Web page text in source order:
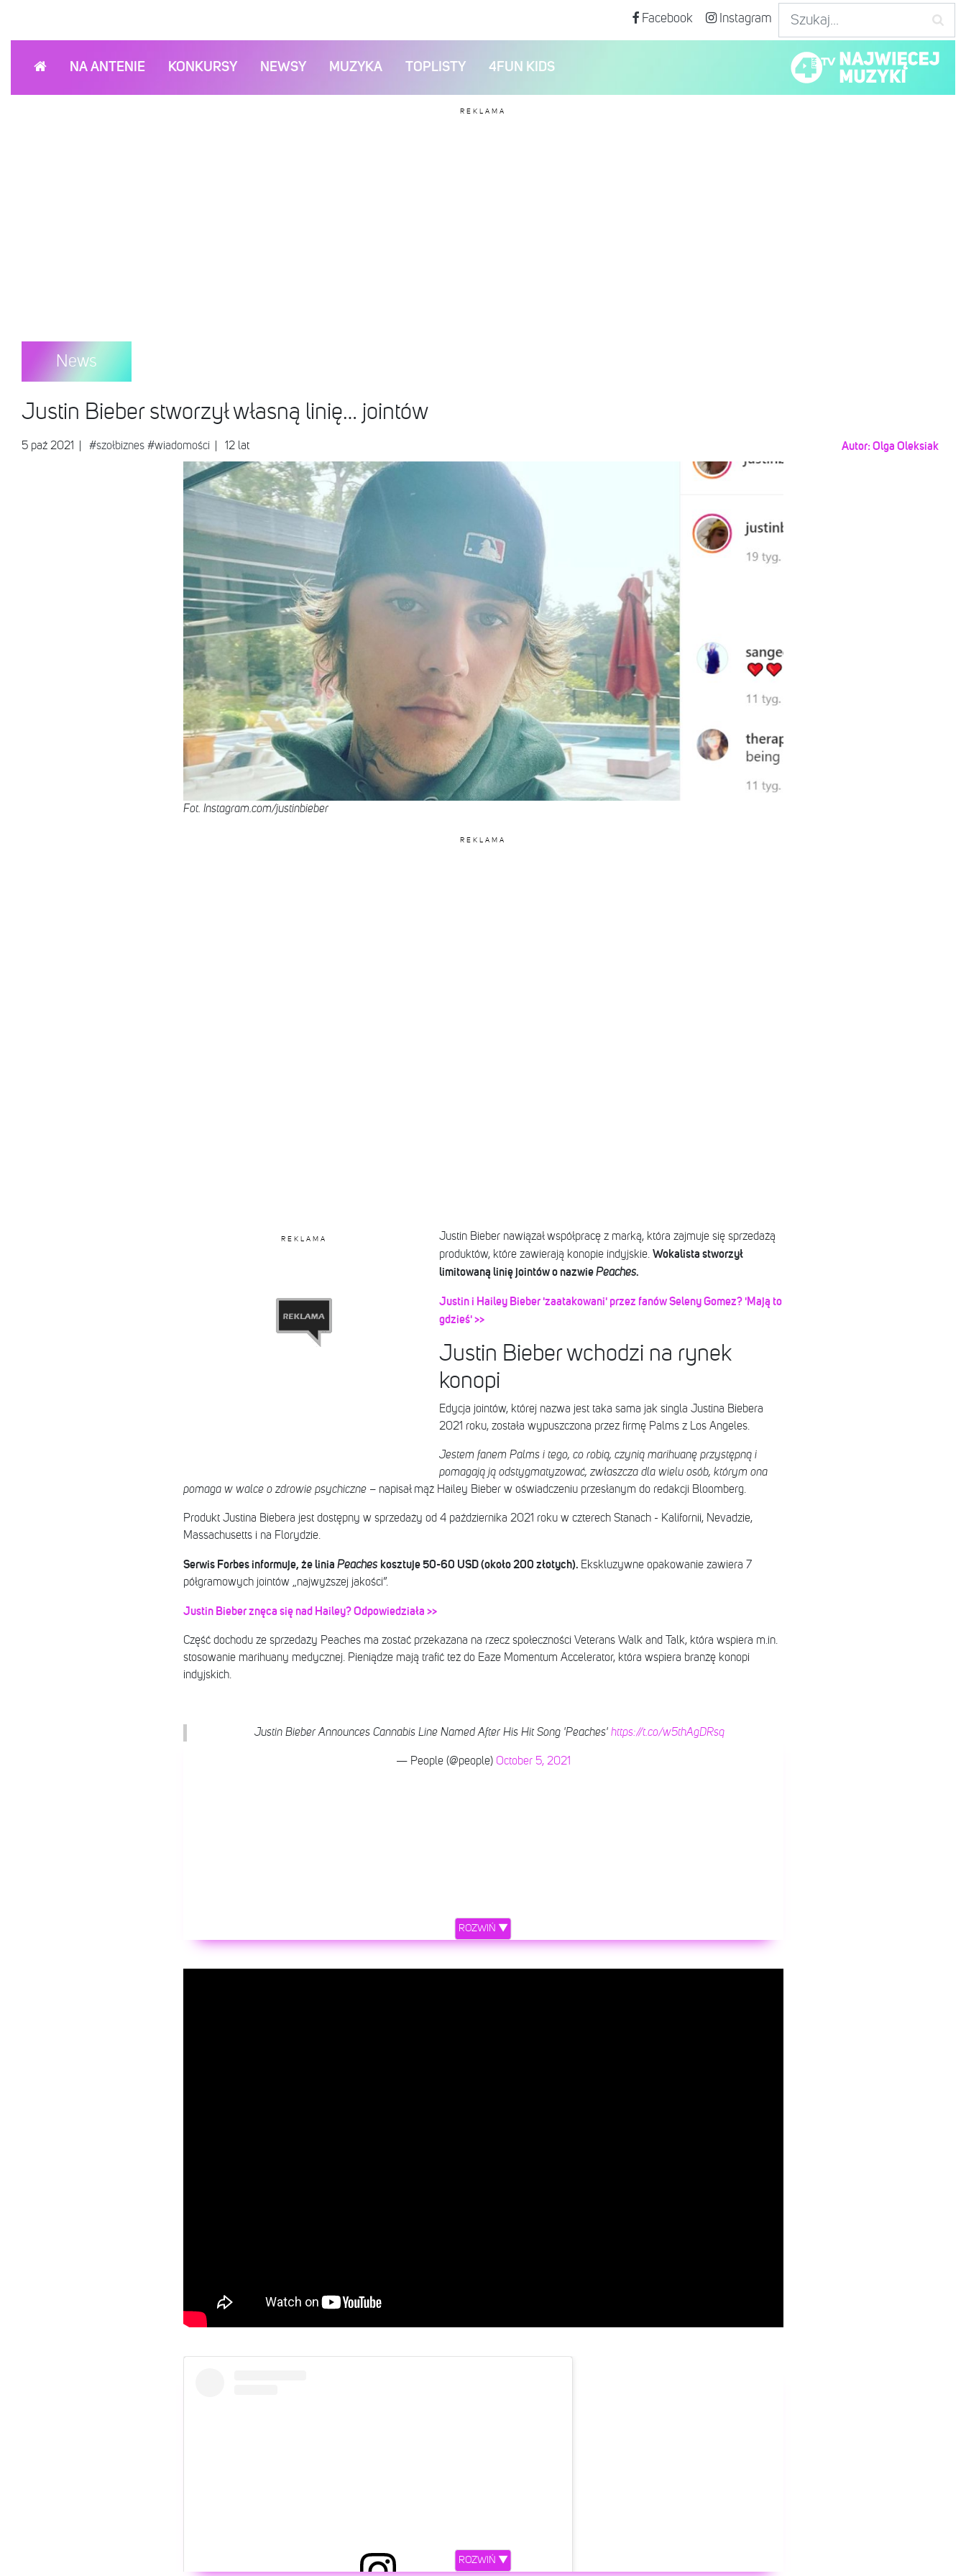
Facebook Instagram
NA ANTENIE KONKURSY NEWSY MUZYKA TOPLISTY 4FUN KIDS
REKLAMA
News
Justin Bieber stworzył własną linię… jointów
5 paź 2021 #szołbiznes #wiadomości | 12 lat Autor: Olga Oleksiak
Fot. Instagram.com/justinbieber
REKLAMA
REKLAMA
Justin Bieber nawiązał współpracę z marką, która zajmuje się sprzedażą
produktów, które zawierają konopie indyjskie. Wokalista stworzył
limitowaną linię jointów o nazwiePeaches.
Justin i Hailey Bieber 'zaatakowani' przez fanów Seleny Gomez? 'Mają to
gdzieś' >>
Justin Bieber wchodzi na rynek
konopi
Edycja jointów, której nazwa jest taka sama jak singla Justina Biebera
2021 roku, została wypuszczona przez firmę Palms z Los Angeles.
Jestem fanem Palms i tego, co robią, czynią marihuanę przystępną i
pomagają ją odstygmatyzować, zwłaszcza dla wielu osób, którym ona
pomaga w walce o zdrowie psychiczne– napisał mąż Hailey Bieber w oświadczeniu przesłanym do redakcji Bloomberg.
Produkt Justina Biebera jest dostępny w sprzedaży od 4 października 2021 roku w czterech Stanach - Kalifornii, Nevadzie,
Massachusetts i na Florydzie.
Serwis Forbes informuje, że linia Peaches kosztuje 50-60 USD (około 200 złotych). Ekskluzywne opakowanie zawiera 7
półgramowych jointów „najwyższej jakości”.
Justin Bieber znęca się nad Hailey? Odpowiedziała >>
Część dochodu ze sprzedaży Peaches ma zostać przekazana na rzecz społeczności Veterans Walk and Talk, która wspiera m.in.
stosowanie marihuany medycznej. Pieniądze mają trafić też do Eaze Momentum Accelerator, która wspiera branżę konopi
indyjskich.
Justin Bieber Announces Cannabis Line Named After His Hit Song 'Peaches' https://t.co/w5thAgDRsq
— People (@people) October 5, 2021
ROZWIŃ ▼
ROZWIŃ ▼